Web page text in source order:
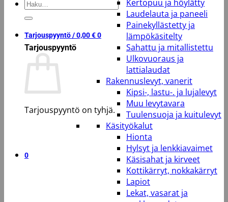
Etsi:
Tarjouspyyntö /0,00€0
Tarjouspyyntö
Tarjouspyyntö on tyhjä.
0
Kertopuu ja höylätty
Laudelauta ja paneeli
Painekyllästetty ja
lämpökäsitelty
Sahattu ja mitallistettu
Ulkovuoraus ja
lattialaudat
Rakennuslevyt, vanerit
Kipsi-, lastu-. ja lujalevyt
Muu levytavara
Tuulensuoja ja kuitulevyt
Käsityökalut
Hionta
Hylsyt ja lenkkiavaimet
Käsisahat ja kirveet
Kottikärryt, nokkakärryt
Lapiot
Lekat, vasarat ja